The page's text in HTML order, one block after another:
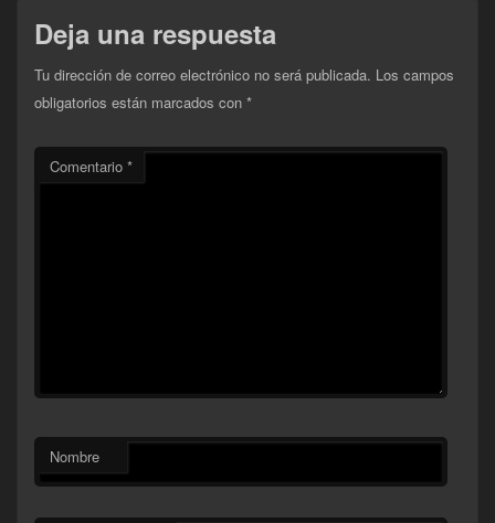
Deja una respuesta
Tu dirección de correo electrónico no será publicada. Los campos
obligatorios están marcados con *
Comentario *
Nombre